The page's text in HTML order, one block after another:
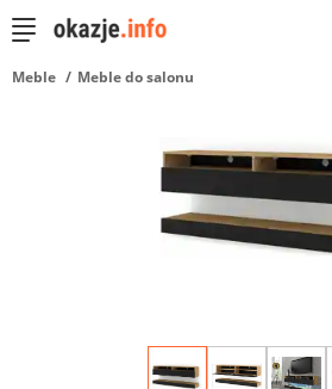
Meble Meble do salonu